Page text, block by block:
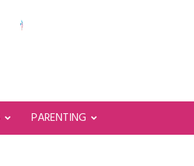
PARENTING